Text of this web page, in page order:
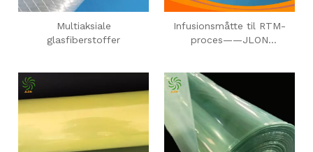
Multiaksiale
glasfiberstoffer
Infusionsmåtte til RTM-
proces——JLON